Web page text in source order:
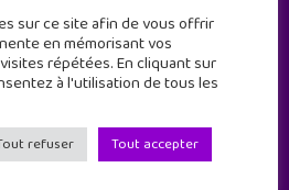
site de culture numérique
sur ce site afin de vous offrir
en mémorisant vos
répétées. En cliquant sur
à l'utilisation de tous les
refuser Tout accepter